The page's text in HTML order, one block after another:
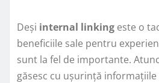
Deși internal linking este o
beneficiile sale pentru
sunt la fel de importante.
găsesc cu ușurință